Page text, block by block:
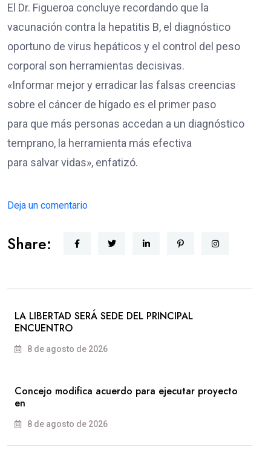
El Dr. Figueroa concluye recordando que la
vacunación contra la hepatitis B, el diagnóstico
oportuno de virus hepáticos y el control del peso
corporal son herramientas decisivas.
«Informar mejor y erradicar las falsas creencias
sobre el cáncer de hígado es el primer paso
para que más personas accedan a un diagnóstico
temprano, la herramienta más efectiva
para salvar vidas», enfatizó.
Deja un comentario
Share:
LA LIBERTAD SERÁ SEDE DEL PRINCIPAL
ENCUENTRO
8 de agosto de 2026
Concejo modifica acuerdo para ejecutar proyecto
en
8 de agosto de 2026